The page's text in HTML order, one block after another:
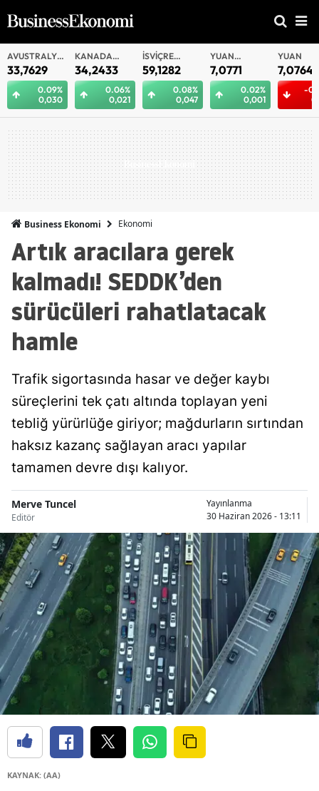
AVUSTRALYA
DOLARI
33,7629
0.09%
0,030
KANADA
DOLARI
34,2433
0.06%
0,021
İSVIÇRE
FRANKI
59,1282
0.08%
0,047
YUAN
OFFSHORE
7,0771
0.02%
0,001
YUAN
7,0764
-
Business Ekonomi Ekonomi
Artık aracılara gerek
kalmadı! SEDDK’den
sürücüleri rahatlatacak
hamle
Trafik sigortasında hasar ve değer kaybı
süreçlerini tek çatı altında toplayan yeni
tebliğ yürürlüğe giriyor; mağdurların sırtından
haksız kazanç sağlayan aracı yapılar
tamamen devre dışı kalıyor.
Merve Tuncel
Editör
Yayınlanma
30 Haziran 2026 - 13:11
KAYNAK: (AA)